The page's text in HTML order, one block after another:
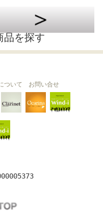
品を探す
Clarinet
ついて お問い合せ